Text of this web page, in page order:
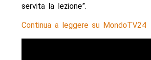
servita la lezione”.
Continua a leggere su MondoTV24